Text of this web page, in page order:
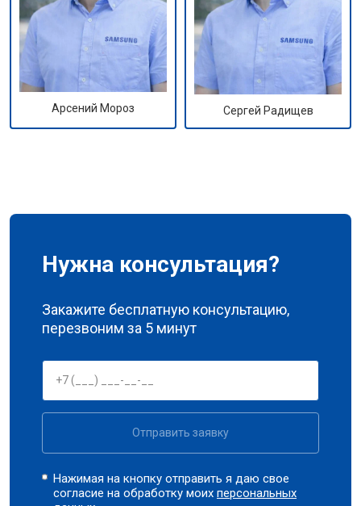
Арсений Мороз Сергей Радищев
Нужна консультация?
Закажите бесплатную консультацию,
перезвоним за 5 минут
Отправить заявку
Нажимая на кнопку отправить я даю свое
согласие на обработку моихперсональных